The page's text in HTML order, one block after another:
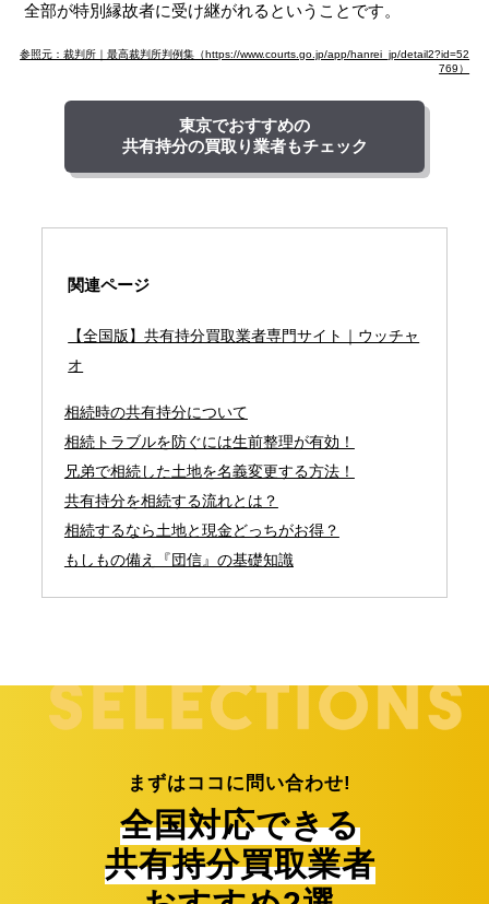
全部が特別縁故者に受け継がれるということです。
参照元：裁判所｜最高裁判所判例集（https://www.courts.go.jp/app/hanrei_jp/detail2?id=52
769）
東京でおすすめの
共有持分の買取り業者もチェック
関連ページ
【全国版】共有持分買取業者専門サイト｜ウッチャ
オ
相続時の共有持分について
相続トラブルを防ぐには生前整理が有効！
兄弟で相続した土地を名義変更する方法！
共有持分を相続する流れとは？
相続するなら土地と現金どっちがお得？
もしもの備え『団信』の基礎知識
まずはココに問い合わせ!
全国対応できる
共有持分買取業者